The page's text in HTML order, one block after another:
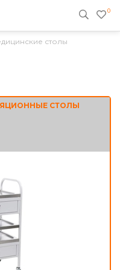
0
столы
СТОЛЫ